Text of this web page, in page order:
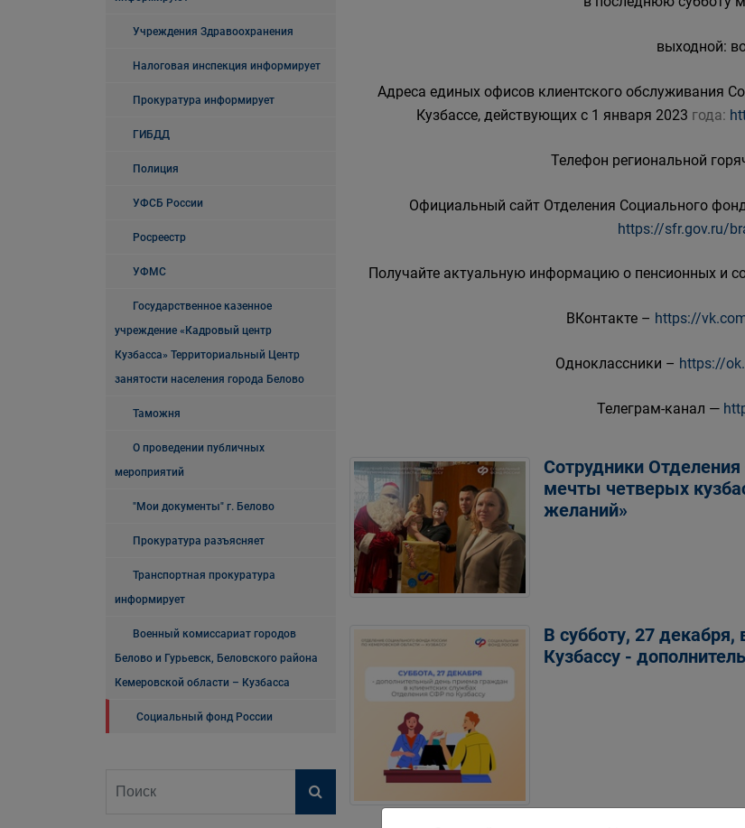
Учреждения Здравоохранения
Налоговая инспекция информирует
Прокуратура информирует
ГИБДД
Полиция
УФСБ России
Росреестр
УФМС
Государственное казенное
учреждение «Кадровый центр
Кузбасса» Территориальный Центр
занятости населения города Белово
Таможня
О проведении публичных
мероприятий
"Мои документы" г. Белово
Прокуратура разъясняет
Транспортная прокуратура
информирует
Военный комиссариат городов
Белово и Гурьевск, Беловского района
Кемеровской области – Кузбасса
Социальный фонд России
выходной:
Адреса единых офисов клиентского обслуживания
Кузбассе, действующих с 1 января 2023 года:
Телефон региональной
Официальный сайт Отделения Социального
https://sfr.gov.ru/
Получайте актуальную информацию о пенсионных и
ВКонтакте – https://
Одноклассники – https://
Телеграм-канал —
Сотрудники
мечты четверых
желаний»
В субботу, 27
Кузбассу -